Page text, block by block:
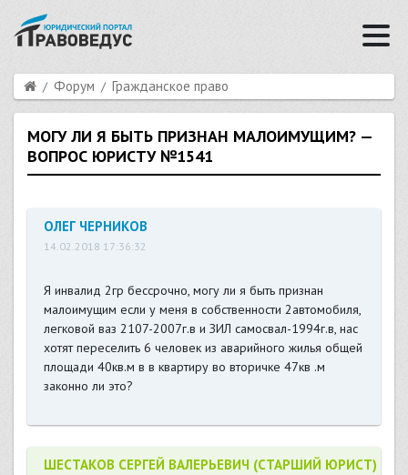
Форум Гражданское право
МОГУ ЛИ Я БЫТЬ ПРИЗНАН МАЛОИМУЩИМ? —
ВОПРОС ЮРИСТУ №1541
ОЛЕГ ЧЕРНИКОВ
14.02.2018 17:36:32
Я инвалид 2гр бессрочно, могу ли я быть признан
малоимущим если у меня в собственности 2автомобиля,
легковой ваз 2107-2007г.в и ЗИЛ самосвал-1994г.в, нас
хотят переселить 6 человек из аварийного жилья общей
площади 40кв.м в в квартиру во вторичке 47кв .м
законно ли это?
ШЕСТАКОВ СЕРГЕЙ ВАЛЕРЬЕВИЧ (СТАРШИЙ ЮРИСТ)